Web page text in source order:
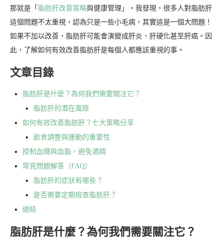
那就是「 脂肪肝改善策略與健康管理」。我發現，很多人對脂肪肝
這個問題不太重視，認為只是一些小毛病，其實這是一個大問題！
如果不加以改善，脂肪肝可能會演變成肝炎、肝硬化甚至肝癌。因
此，了解如何有效改善脂肪肝是每個人都應該重視的事。
文章目錄
脂肪肝是什麼？為何我們需要關注它？
脂肪肝的潛在風險
如何有效改善脂肪肝？七大策略分享
飲食調整與運動的重要性
控制血糖與血脂，避免酒精
常見問題解答（FAQ）
脂肪肝的症狀有哪些？
是否需要定期檢查脂肪肝？
總結
脂肪肝是什麼？為何我們需要關注它？